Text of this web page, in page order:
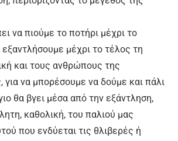
να πιούμε το ποτήρι μέχρι το
μέχρι το τέλος τη
και τους ανθρώπους της
για να μπορέσουμε να δούμε και πάλι
θα βγει μέσα από την εξάντληση,
καθολική, του παλιού μας
που ενδύεται τις θλιβερές ή